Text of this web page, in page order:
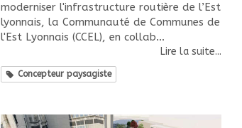
moderniser l'infrastructure routière de l’Est
lyonnais, la Communauté de Communes de
l'Est Lyonnais (CCEL), en collab...
Lire la suite...
Concepteur paysagiste